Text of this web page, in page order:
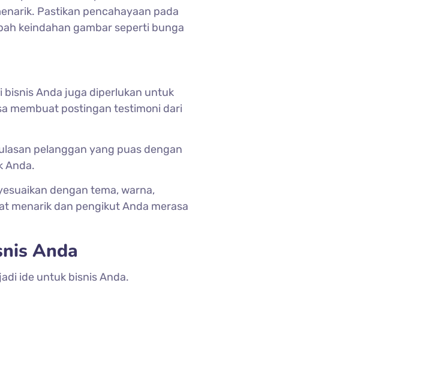
Pastikan pencahayaan pada
keindahan gambar seperti bunga
bisnis Anda juga diperlukan untuk
membuat postingan testimoni dari
pelanggan yang puas dengan
Anda.
dengan tema, warna,
menarik dan pengikut Anda merasa
Anda
ide untuk bisnis Anda.